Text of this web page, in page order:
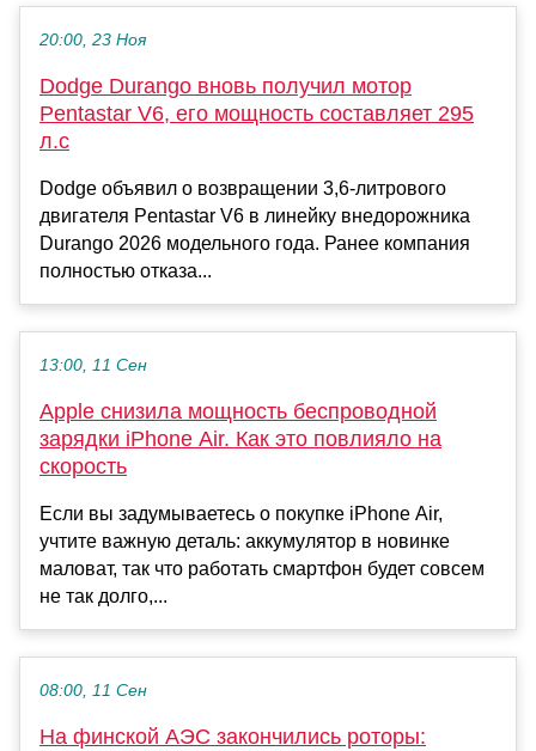
20:00, 23 Ноя
Dodge Durango вновь получил мотор
Pentastar V6, его мощность составляет 295
л.с
Dodge объявил о возвращении 3,6-литрового
двигателя Pentastar V6 в линейку внедорожника
Durango 2026 модельного года. Ранее компания
полностью отказа...
13:00, 11 Сен
Apple снизила мощность беспроводной
зарядки iPhone Air. Как это повлияло на
скорость
Если вы задумываетесь о покупке iPhone Air,
учтите важную деталь: аккумулятор в новинке
маловат, так что работать смартфон будет совсем
не так долго,...
08:00, 11 Сен
На финской АЭС закончились роторы: